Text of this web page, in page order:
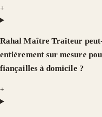
+
Rahal Maître Traiteur
entièrement sur mesure
fiançailles à domicile ?
+